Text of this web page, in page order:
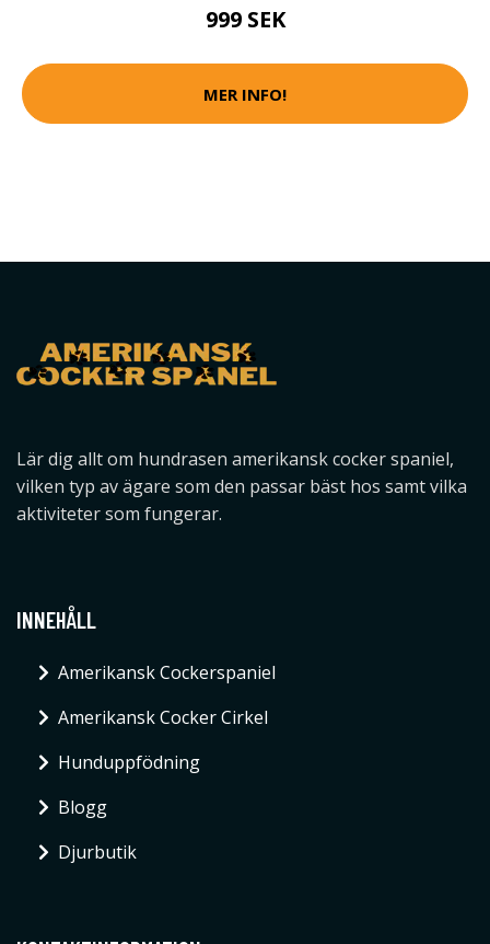
999 SEK
MER INFO!
Lär dig allt om hundrasen amerikansk cocker spaniel,
vilken typ av ägare som den passar bäst hos samt vilka
aktiviteter som fungerar.
INNEHÅLL
Amerikansk Cockerspaniel
Amerikansk Cocker Cirkel
Hunduppfödning
Blogg
Djurbutik